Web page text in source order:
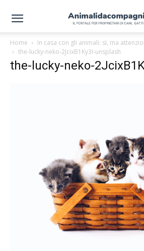
Home
In casa con gli animali: sì, ma
the-lucky-neko-2JcixB1Ky3I-unsplash
the-lucky-neko-